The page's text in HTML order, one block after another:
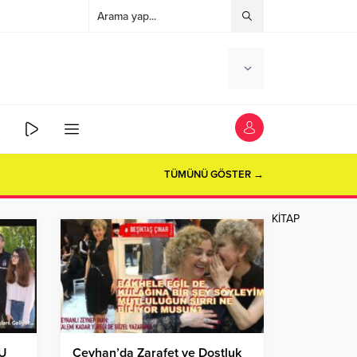
TÜMÜNÜ GÖSTER →
KİTAP
Ceyhan’da Zarafet ve Dostluk